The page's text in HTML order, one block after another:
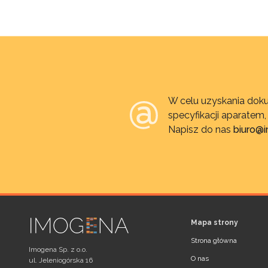
W celu uzyskania
specyfikacji
Napisz do nas
Imogena Sp. z o.o.
ul. Jeleniogórska 16
Mapa strony
Strona główna
O nas